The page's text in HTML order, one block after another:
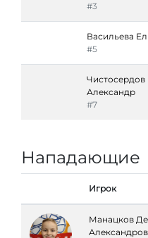
#3
Васильева
#5
Чистосердов
Александр
#7
Нападающие
Игрок
Манацков